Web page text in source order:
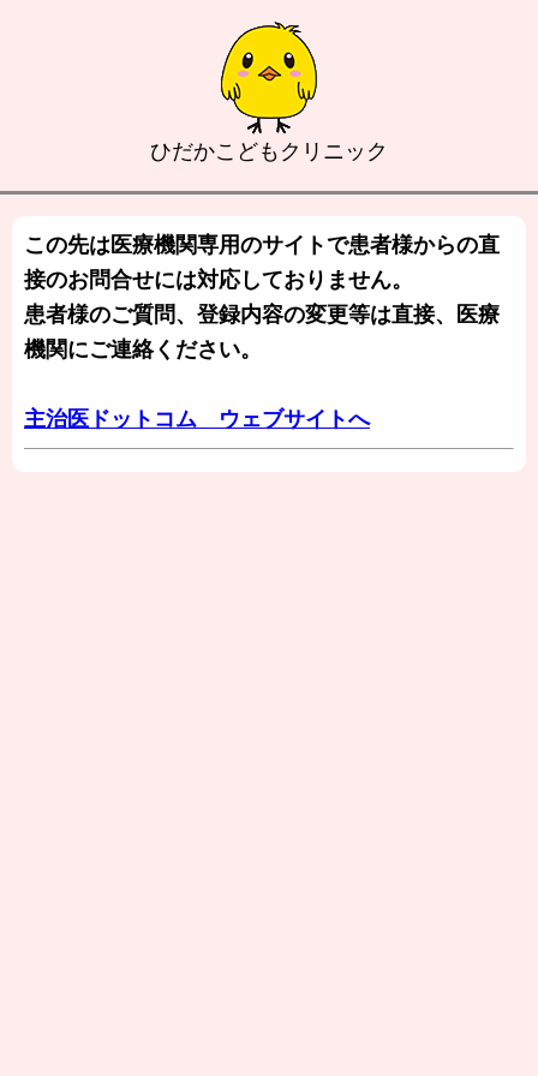
ひだかこどもクリニック
この先は医療機関専用のサイトで患者様からの直
接のお問合せには対応しておりません。
患者様のご質問、登録内容の変更等は直接、医療
機関にご連絡ください。
主治医ドットコム ウェブサイトへ